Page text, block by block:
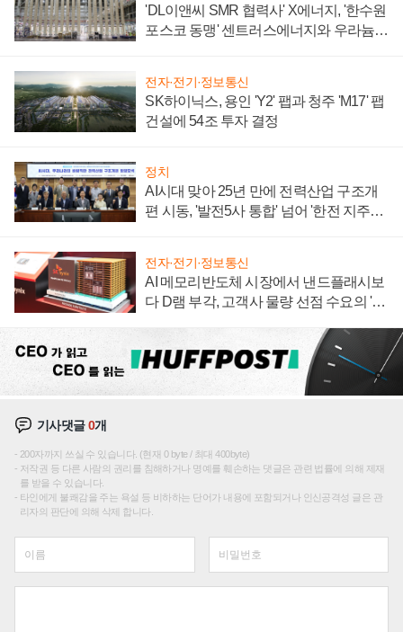
'DL이앤씨 SMR 협력사' X에너지, '한수원
포스코 동맹' 센트러스에너지와 우라늄
전자·전기·정보통신
SK하이닉스, 용인 'Y2' 팹과 청주 'M17' 팹
건설에 54조 투자 결정
정치
AI시대 맞아 25년 만에 전력산업 구조개
편 시동, '발전5사 통합' 넘어 '한전 지주사'
전자·전기·정보통신
AI 메모리반도체 시장에서 낸드플래시보
다 D램 부각, 고객사 물량 선점 수요의 '우
기사댓글0개
200자까지 쓰실 수 있습니다. (현재 0 byte / 최대 400byte)
저작권 등 다른 사람의 권리를 침해하거나 명예를 훼손하는 댓글은 관련 법률에 의해 제재
를 받을 수 있습니다.
타인에게 불쾌감을 주는 욕설 등 비하하는 단어가 내용에 포함되거나 인신공격성 글은 관
리자의 판단에 의해 삭제 합니다.